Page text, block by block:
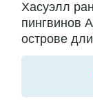
Хасуэлл
пингвинов
острове